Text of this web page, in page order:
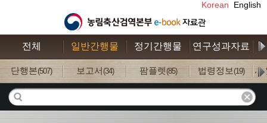
Korean English
전체 일반간행물 정기간행물 연구성과자료
단행본(507) 보고서 (34) 팜플렛 (85) 법령정보(19) 사